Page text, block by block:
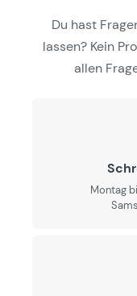
Du hast
lassen? Kein
allen
Montag